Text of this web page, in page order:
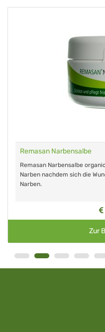
Remasan Narbensalbe
Remasan Narbensalbe
Narben nachdem sich die
Narben.
Zur